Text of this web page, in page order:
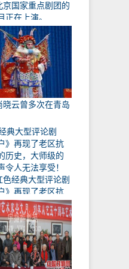
京国家重点剧团的
正在上演。
晓云曾多次在青岛
色经典大型评论剧
》再现了老区抗
历史，大师级的
令人无法享受！